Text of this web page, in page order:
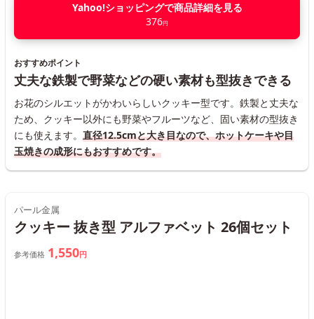
Yahoo!ショッピングで商品詳細を見る
376円
おすすめポイント
丈夫な鉄製で野菜などの硬い素材も型抜きできる
お花のシルエットがかわいらしいクッキー型です。鉄製と丈夫な
ため、クッキー以外にも野菜やフルーツなど、固い素材の型抜き
にも使えます。 直径12.5cmと大き目なので、ホットケーキや目
玉焼きの成形にもおすすめです。
パール金属
クッキー 抜き型 アルファベット 26個セット
参考価格 1,550円